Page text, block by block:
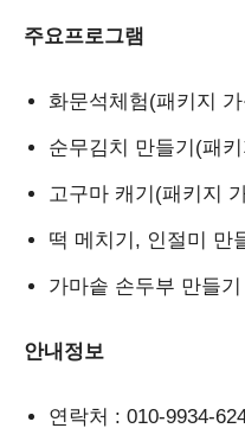
주요프로그램
화문석체험(패키지
순무김치 만들기(패
고구마 캐기(패키지
떡 메치기, 인절미 만
가마솥 손두부 만들
안내정보
연락처 : 010-9934-